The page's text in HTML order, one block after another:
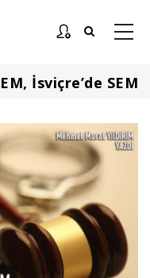
İsviçre’de SEM